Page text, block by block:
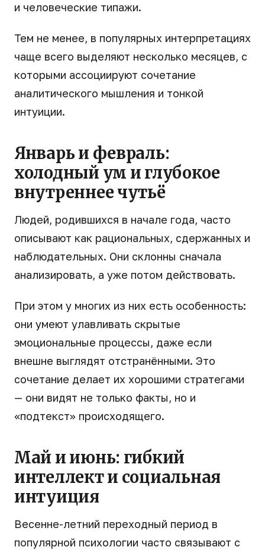
и человеческие типажи.
Тем не менее, в популярных интерпретациях
чаще всего выделяют несколько месяцев, с
которыми ассоциируют сочетание
аналитического мышления и тонкой
интуиции.
Январь и февраль:
холодный ум и глубокое
внутреннее чутьё
Людей, родившихся в начале года, часто
описывают как рациональных, сдержанных и
наблюдательных. Они склонны сначала
анализировать, а уже потом действовать.
При этом у многих из них есть особенность:
они умеют улавливать скрытые
эмоциональные процессы, даже если
внешне выглядят отстранёнными. Это
сочетание делает их хорошими стратегами
— они видят не только факты, но и
«подтекст» происходящего.
Май и июнь: гибкий
интеллект и социальная
интуиция
Весенне-летний переходный период в
популярной психологии часто связывают с